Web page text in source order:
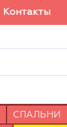
Контакты
СПАЛЬНИ